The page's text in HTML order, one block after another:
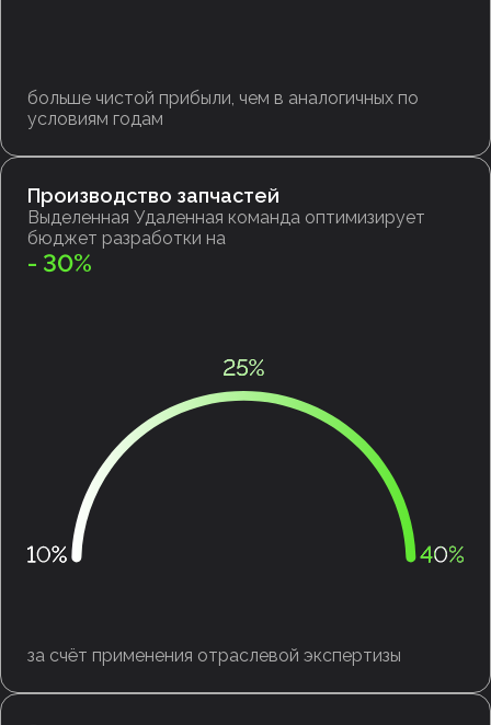
больше чистой прибыли, чем в аналогичных по
условиям годам
Производство запчастей
Выделенная Удаленная команда оптимизирует
бюджет разработки на
- 30%
за счёт применения отраслевой экспертизы